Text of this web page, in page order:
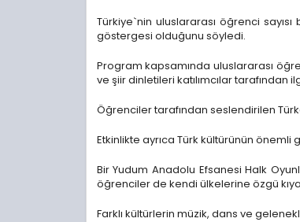
Türkiye`nin uluslararası öğrenci
göstergesi olduğunu söyledi.
Program kapsamında uluslararası
ve şiir dinletileri katılımcılar tarafından
Öğrenciler tarafından seslendirilen
Etkinlikte ayrıca Türk kültürünün
Bir Yudum Anadolu Efsanesi Halk
öğrenciler de kendi ülkelerine özgü
Farklı kültürlerin müzik, dans ve